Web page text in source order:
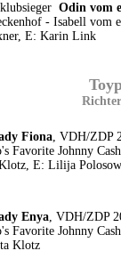
Odin vom
- Isabell vom
E: Karin Link
Fiona, VDH/ZDP
Favorite Johnny
E: Lilija
Enya, VDH/ZDP
Favorite Johnny
Klotz